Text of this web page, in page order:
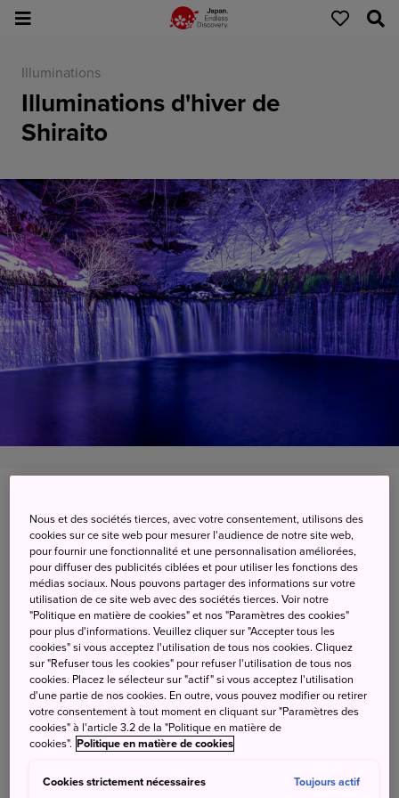
Illuminations
Illuminations d'hiver de
Shiraito
Afficher sur Google Maps
Get Transit Info
Neige, eau et lumière en
harmonie aux chutes de Shiraito
Situées juste au nord de la ville de Karuizawa, la cascade
de Shiraito est une destination populaire pour sa verdure
et ses températures estivales plus fraîches. De l'endroit se
Nous et des sociétés tierces, avec votre consentement, utilisons des
cookies sur ce site web pour mesurer l'audience de notre site web,
pour fournir une fonctionnalité et une personnalisation améliorées,
pour diffuser des publicités ciblées et pour utiliser les fonctions des
médias sociaux. Nous pouvons partager des informations sur votre
utilisation de ce site web avec des sociétés tierces. Voir notre
"Politique en matière de cookies" et nos "Paramètres des cookies"
pour plus d'informations. Veuillez cliquer sur "Accepter tous les
cookies" si vous acceptez l'utilisation de tous nos cookies. Cliquez
sur "Refuser tous les cookies" pour refuser l'utilisation de tous nos
cookies. Placez le sélecteur sur "actif" si vous acceptez l'utilisation
d'une partie de nos cookies. En outre, vous pouvez modifier ou retirer
votre consentement à tout moment en cliquant sur "Paramètres des
cookies" à l'article 3.2 de la "Politique en matière de
cookies". Politique en matière de cookies
Cookies strictement nécessaires Toujours actif